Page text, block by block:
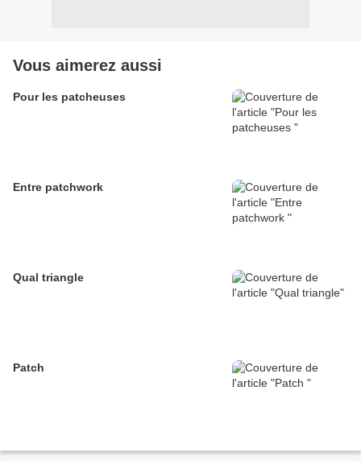
Vous aimerez aussi
Pour les patcheuses
Entre patchwork
Qual triangle
Patch